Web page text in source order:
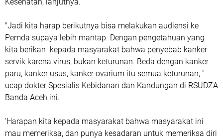
"Jadi kita harap berikutnya bisa melakukan audiensi ke
Pemda supaya lebih mantap. Dengan pengetahuan yang
kita berikan kepada masyarakat bahwa penyebab kanker
servik karena virus, bukan keturunan. Beda dengan kanker
paru, kanker usus, kanker ovarium itu semua keturunan, "
ucap dokter Spesialis Kebidanan dan Kandungan di RSUDZA
Banda Aceh ini.
'Harapan kita kepada masyarakat bahwa masyarakat ini
mau memeriksa, dan punya kesadaran untuk memeriksa diri